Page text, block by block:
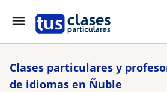
Clases particulares y
de idiomas en Ñuble